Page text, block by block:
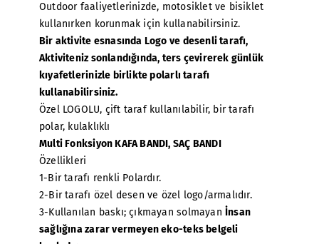
Outdoor faaliyetlerinizde, motosiklet ve bisiklet
kullanırken korunmak için kullanabilirsiniz.
Bir aktivite esnasında Logo ve desenli tarafı,
Aktiviteniz sonlandığında, ters çevirerek günlük
kıyafetlerinizle birlikte polarlı tarafı
kullanabilirsiniz.
Özel LOGOLU, çift taraf kullanılabilir, bir tarafı
polar, kulaklıklı
Multi Fonksiyon KAFA BANDI, SAÇ BANDI
Özellikleri
1-Bir tarafı renkli Polardır.
2-Bir tarafı özel desen ve özel logo/armalıdır.
3-Kullanılan baskı; çıkmayan solmayan İnsan
sağlığına zarar vermeyen eko-teks belgeli